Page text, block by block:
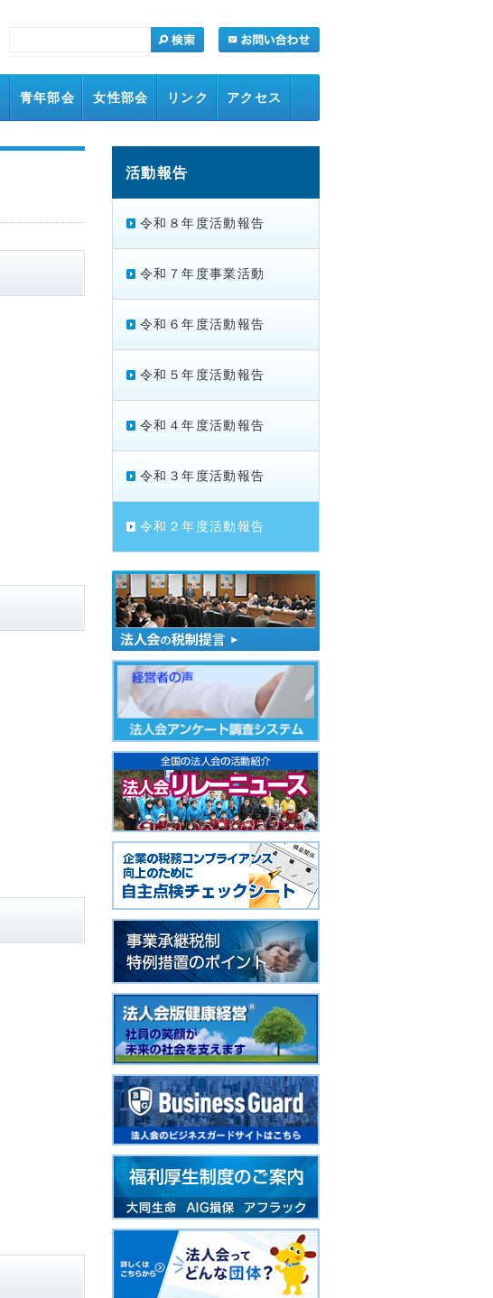
青年部会 女性部会 リンク アクセス
活動報告
令和８年度活動報告
令和７年度事業活動
令和６年度活動報告
令和５年度活動報告
令和４年度活動報告
令和３年度活動報告
令和２年度活動報告